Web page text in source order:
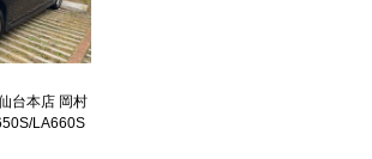
台本店 岡村
LA660S